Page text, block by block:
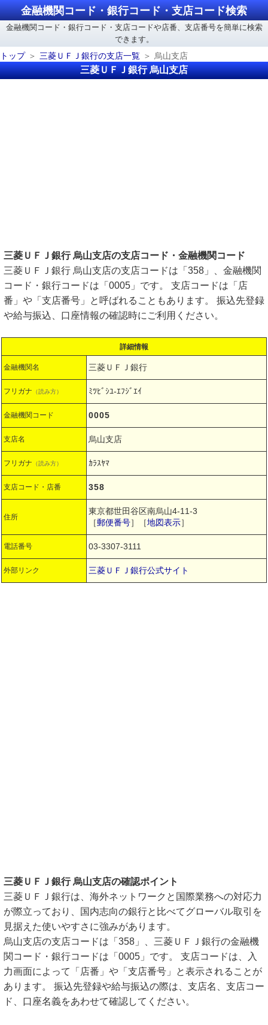
金融機関コード・銀行コード・支店コード検索
金融機関コード・銀行コード・支店コードや店番、支店番号を簡単に検索
できます。
トップ
三菱ＵＦＪ銀行の支店一覧 烏山支店
三菱ＵＦＪ銀行 烏山支店
三菱ＵＦＪ銀行 烏山支店の支店コード・金融機関コード
三菱ＵＦＪ銀行 烏山支店の支店コードは「358」、金融機関
コード・銀行コードは「0005」です。 支店コードは「店
番」や「支店番号」と呼ばれることもあります。 振込先登録
や給与振込、口座情報の確認時にご利用ください。
詳細情報
金融機関名 三菱ＵＦＪ銀行
フリガナ （読み方） ﾐﾂﾋﾞｼﾕ-ｴﾌｼﾞｴｲ
金融機関コード 0005
支店名 烏山支店
フリガナ （読み方） ｶﾗｽﾔﾏ
支店コード・店番 358
住所
東京都世田谷区南烏山4-11-3
［郵便番号］［地図表示］
電話番号 03-3307-3111
外部リンク 三菱ＵＦＪ銀行公式サイト
三菱ＵＦＪ銀行 烏山支店の確認ポイント
三菱ＵＦＪ銀行は、海外ネットワークと国際業務への対応力
が際立っており、国内志向の銀行と比べてグローバル取引を
見据えた使いやすさに強みがあります。
烏山支店の支店コードは「358」、三菱ＵＦＪ銀行の金融機
関コード・銀行コードは「0005」です。 支店コードは、入
力画面によって「店番」や「支店番号」と表示されることが
あります。 振込先登録や給与振込の際は、支店名、支店コー
ド、口座名義をあわせて確認してください。